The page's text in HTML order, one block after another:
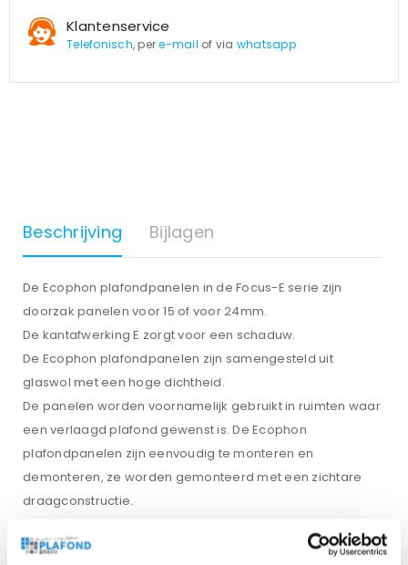
Klantenservice
Telefonisch, pere-mail of via whatsapp
Beschrijving Bijlagen
De Ecophon plafondpanelen in de Focus-E serie zijn
doorzak panelen voor 15 of voor 24mm.
De kantafwerking E zorgt voor een schaduw.
De Ecophon plafondpanelen zijn samengesteld uit
glaswol met een hoge dichtheid.
De panelen worden voornamelijk gebruikt in ruimten waar
een verlaagd plafond gewenst is. De Ecophon
plafondpanelen zijn eenvoudig te monteren en
demonteren, ze worden gemonteerd met een zichtare
draagconstructie.
Akutex FT coating, de rugzijde is met glasvlies voorzien.